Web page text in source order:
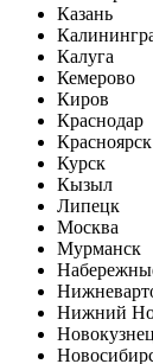
Казань
Калуга
Кемерово
Киров
Краснодар
Красноярск
Курск
Кызыл
Липецк
Москва
Мурманск
Нижний